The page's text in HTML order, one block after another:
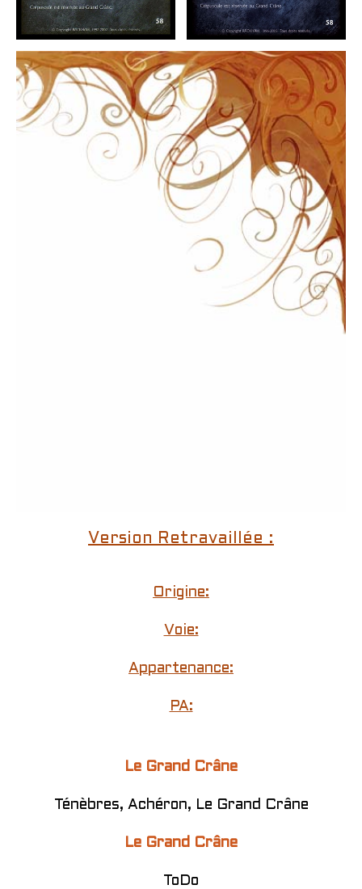
Version Retravaillée :
Origine:
Voie:
Appartenance:
PA:
Le Grand Crâne
Ténèbres, Achéron, Le Grand Crâne
Le Grand Crâne
ToDo